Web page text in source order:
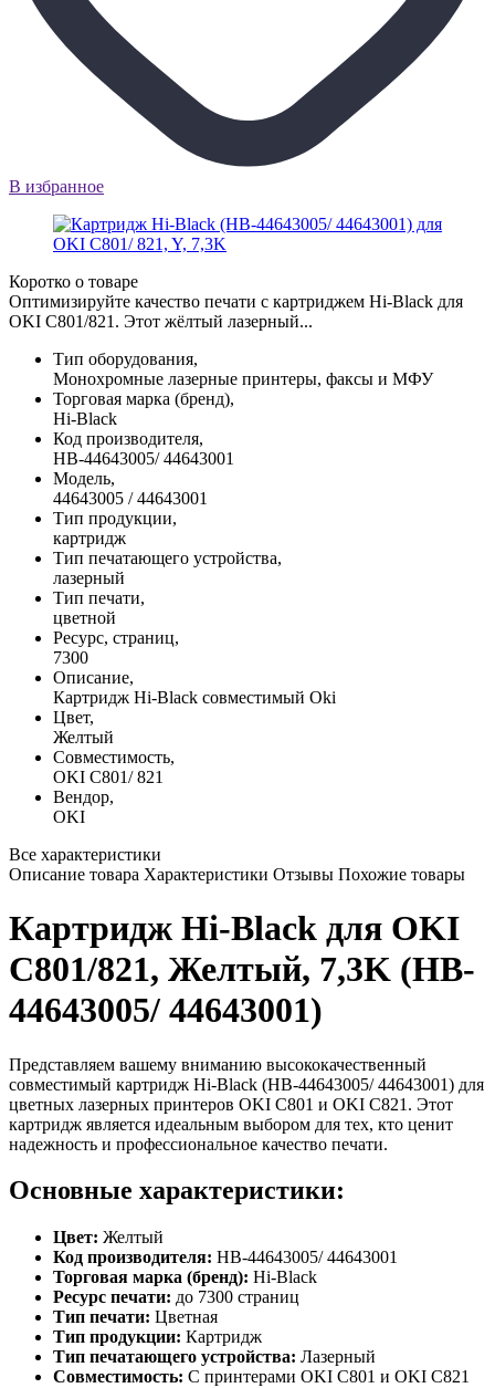
В избранное
Коротко о товаре
Оптимизируйте качество печати с картриджем Hi-Black для
OKI C801/821. Этот жёлтый лазерный...
Тип оборудования,
Монохромные лазерные принтеры, факсы и МФУ
Торговая марка (бренд),
Hi-Black
Код производителя,
HB-44643005/ 44643001
Модель,
44643005 / 44643001
Тип продукции,
картридж
Тип печатающего устройства,
лазерный
Тип печати,
цветной
Ресурс, страниц,
7300
Описание,
Картридж Hi-Black совместимый Oki
Цвет,
Желтый
Совместимость,
OKI C801/ 821
Вендор,
OKI
Все характеристики
Описание товара Характеристики Отзывы Похожие товары
Картридж Hi-Black для OKI
C801/821, Желтый, 7,3K (HB-
44643005/ 44643001)
Представляем вашему вниманию высококачественный
совместимый картридж Hi-Black (HB-44643005/ 44643001) для
цветных лазерных принтеров OKI C801 и OKI C821. Этот
картридж является идеальным выбором для тех, кто ценит
надежность и профессиональное качество печати.
Основные характеристики:
Цвет: Желтый
Код производителя: HB-44643005/ 44643001
Торговая марка (бренд): Hi-Black
Ресурс печати: до 7300 страниц
Тип печати: Цветная
Тип продукции: Картридж
Тип печатающего устройства: Лазерный
Совместимость: С принтерами OKI C801 и OKI C821